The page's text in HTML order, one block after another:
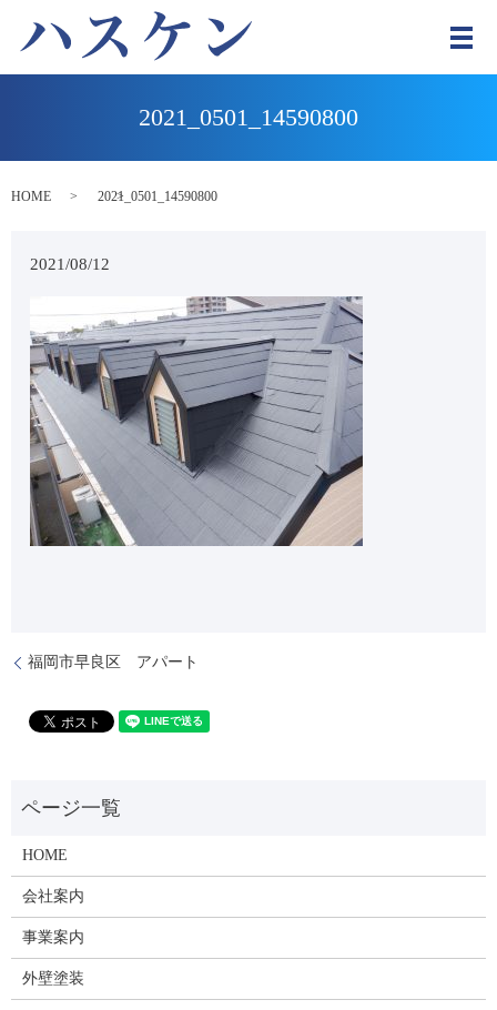
メ
2021_0501_14590800
HOME 2021_0501_14590800
2021/08/12
福岡市早良区 アパート
HOME
会社案内
事業案内
外壁塗装